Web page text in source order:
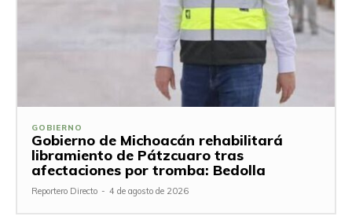
GOBIERNO
Gobierno de Michoacán rehabilitará
libramiento de Pátzcuaro tras
afectaciones por tromba: Bedolla
Reportero Directo - 4 de agosto de 2026